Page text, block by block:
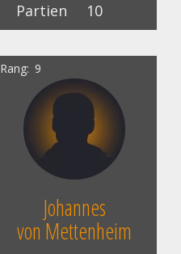
Partien
10
Rang 9
Johannes
von Mettenheim